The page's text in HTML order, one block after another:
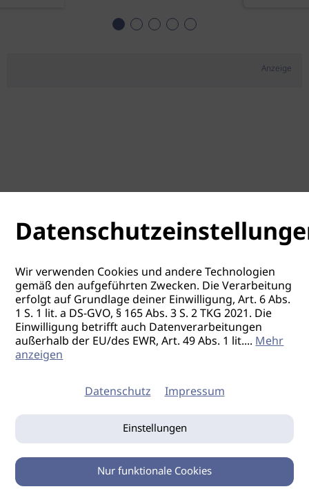
Anzeige
Wir verwenden Cookies und andere Technologien
gemäß den aufgeführten Zwecken. Die Verarbeitung
erfolgt auf Grundlage deiner Einwilligung, Art. 6 Abs.
1 S. 1 lit. a DS-GVO, § 165 Abs. 3 S. 2 TKG 2021. Die
Einwilligung betrifft auch Datenverarbeitungen
außerhalb der EU/des EWR, Art. 49 Abs. 1 lit....Mehr
anzeigen
Datenschutz Impressum
Einstellungen
Nur funktionale Cookies